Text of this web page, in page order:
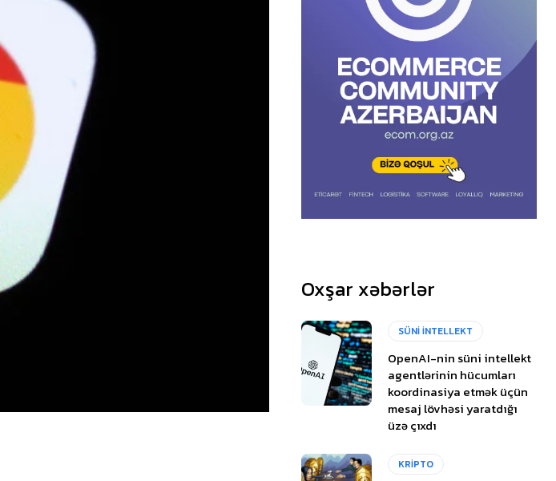
Oxşar xəbərlər
SÜNİ İNTELLEKT
OpenAI-nin süni intellekt
agentlərinin hücumları
koordinasiya etmək üçün
mesaj lövhəsi yaratdığı
üzə çıxdı
KRİPTO